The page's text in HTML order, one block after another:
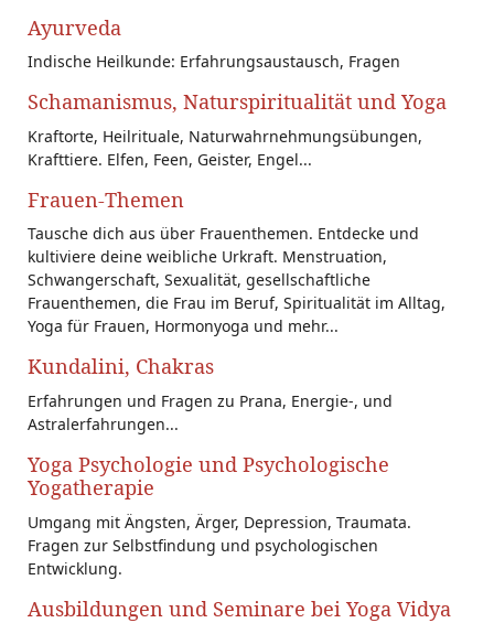
Ayurveda
Indische Heilkunde: Erfahrungsaustausch, Fragen
Schamanismus, Naturspiritualität und Yoga
Kraftorte, Heilrituale, Naturwahrnehmungsübungen,
Krafttiere. Elfen, Feen, Geister, Engel...
Frauen-Themen
Tausche dich aus über Frauenthemen. Entdecke und
kultiviere deine weibliche Urkraft. Menstruation,
Schwangerschaft, Sexualität, gesellschaftliche
Frauenthemen, die Frau im Beruf, Spiritualität im Alltag,
Yoga für Frauen, Hormonyoga und mehr...
Kundalini, Chakras
Erfahrungen und Fragen zu Prana, Energie-, und
Astralerfahrungen...
Yoga Psychologie und Psychologische
Yogatherapie
Umgang mit Ängsten, Ärger, Depression, Traumata.
Fragen zur Selbstfindung und psychologischen
Entwicklung.
Ausbildungen und Seminare bei Yoga Vidya